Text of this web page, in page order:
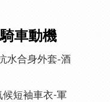
車動機
水合身外套-酒
候短袖車衣-軍